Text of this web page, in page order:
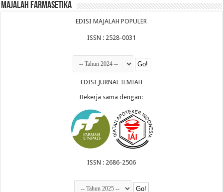
Majalah Farmasetika
EDISI MAJALAH POPULER
ISSN : 2528-0031
EDISI JURNAL ILMIAH
Bekerja sama dengan:
ISSN : 2686-2506